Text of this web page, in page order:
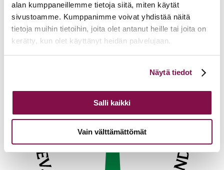
alan kumppaneillemme tietoja siitä, miten käytät
sivustoamme. Kumppanimme voivat yhdistää näitä
tietoja muihin tietoihin, joita olet antanut heille tai joita on
kerätty, kun olet käyttänyt heidän palvelujaan.
linkistä.
Näytä tiedot
Salli kaikki
Vain välttämättömät
Toimistoväen verkostotapaaminen
08.09.2026
Takaisin tapahtumiin